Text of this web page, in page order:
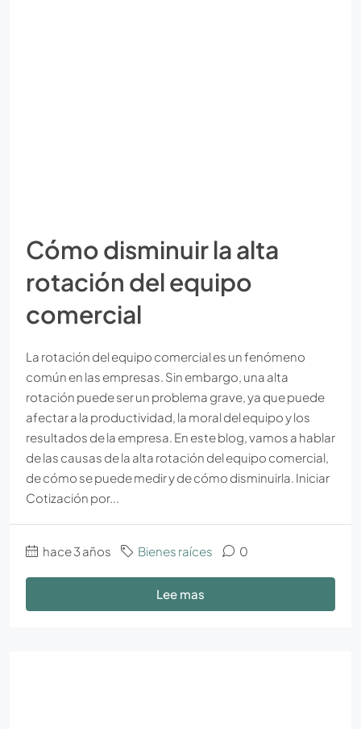
Cómo disminuir la alta
rotación del equipo
comercial
La rotación del equipo comercial es un fenómeno
común en las empresas. Sin embargo, una alta
rotación puede ser un problema grave, ya que puede
afectar a la productividad, la moral del equipo y los
resultados de la empresa. En este blog, vamos a hablar
de las causas de la alta rotación del equipo comercial,
de cómo se puede medir y de cómo disminuirla. Iniciar
Cotización por...
hace 3 años Bienes raíces 0
Lee mas